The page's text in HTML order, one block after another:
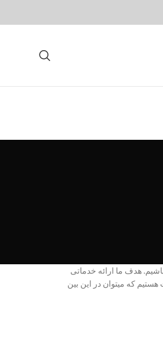
هدف ما ارائه خدماتی
وبمستران مشغول فعالیت هستیم که میتوان در این بین